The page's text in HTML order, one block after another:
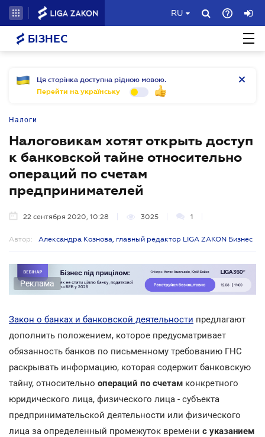
RU
БІЗНЕС
Ця сторінка доступна рідною мовою.
Перейти на українську
Налоги
Налоговикам хотят открыть доступ
к банковской тайне относительно
операций по счетам
предпринимателей
22 сентября 2020, 10:28 3025 1
Автор: Александра Кознова, главный редактор LIGA ZAKON Бизнес
Реклама
Закон о банках и банковской деятельности предлагают
дополнить положением, которое предусматривает
обязанность банков по письменному требованию ГНС
раскрывать информацию, которая содержит банковскую
тайну, относительно операций по счетам конкретного
юридического лица, физического лица - субъекта
предпринимательской деятельности или физического
лица за определенный промежуток времени с указанием